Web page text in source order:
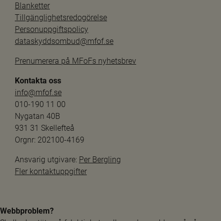
Blanketter
Tillgänglighetsredogörelse
Personuppgiftspolicy
dataskyddsombud@mfof.se
Prenumerera på MFoFs nyhetsbrev
Kontakta oss
info@mfof.se
010-190 11 00
Nygatan 40B
931 31 Skellefteå
Orgnr: 202100-4169
Ansvarig utgivare: Per Bergling
Fler kontaktuppgifter
Webbproblem?